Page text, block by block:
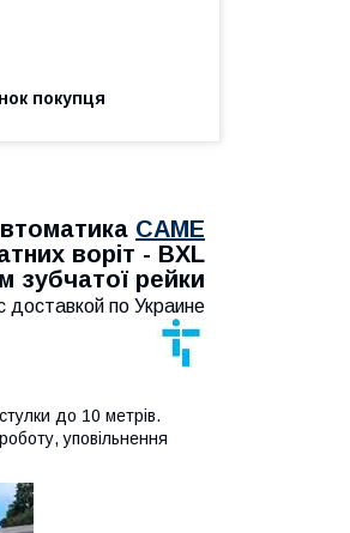
покупця
CAME
воріт - BXL
зубчатої рейки
доставкой по Украине
до 10 метрів.
уповільнення